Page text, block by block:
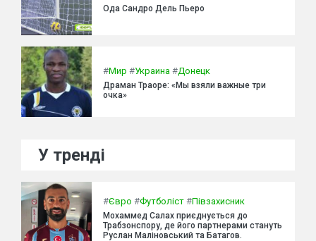
Ода Сандро Дель Пьеро
#Мир #Украина #Донецк
Драман Траоре: «Мы взяли важные три
очка»
У тренді
#Євро #Футболіст #Півзахисник
Мохаммед Салах приєднується до
Трабзонспору, де його партнерами стануть
Руслан Маліновський та Батагов.